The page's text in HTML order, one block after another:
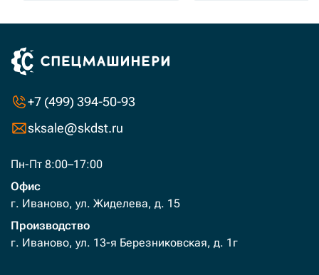
+7 (499) 394-50-93
sksale@skdst.ru
Пн-Пт 8:00–17:00
Офис
г. Иваново, ул. Жиделева, д. 15
Производство
г. Иваново, ул. 13-я Березниковская, д. 1г